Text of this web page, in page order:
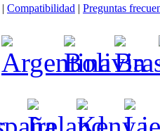
| Compatibilidad | Preguntas